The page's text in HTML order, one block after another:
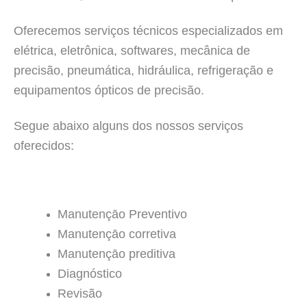
Oferecemos serviços técnicos especializados em
elétrica, eletrônica, softwares, mecânica de
precisão, pneumática, hidráulica, refrigeração e
equipamentos ópticos de precisão.
Segue abaixo alguns dos nossos serviços
oferecidos:
Manutençāo Preventivo
Manutençāo corretiva
Manutençāo preditiva
Diagnóstico
Revisão